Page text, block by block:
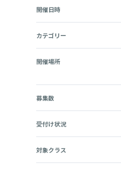
開催日時
カテゴリー
開催場所
募集数
受付け状況
対象クラス